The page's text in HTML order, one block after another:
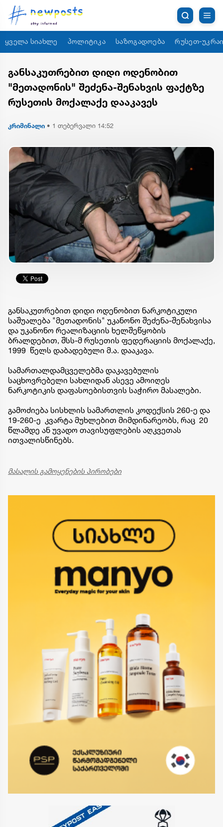
ყველა სიახლე პოლიტიკა საზოგადოება რუსეთ-
განსაკუთრებით დიდი ოდენობით
"მეთადონის" შეძენა-შენახვის ფაქტზე
რუსეთის მოქალაქე დააკავეს
კრიმინალი • 1 თებერვალი 14:52
განსაკუთრებით დიდი ოდენობით ნარკოტიკული
საშუალება "მეთადონის" უკანონო შეძენა-შენახვისა
და უკანონო რეალიზაციის ხელშეწყობის
ბრალდებით, შსს-მ რუსეთის ფედერაციის მოქალაქე,
1999 წელს დაბადებული მ.ა. დააკავა.
სამართალდამცველებმა დაკავებულის
საცხოვრებელი სახლიდან ასევე ამოიღეს
ნარკოტიკის დაფასოებისთვის საჭირო მასალები.
გამოძიება სისხლის სამართლის კოდექსის 260-ე და
19-260-ე კვარტა მუხლებით მიმდინარეობს, რაც 20
წლამდე ან უვადო თავისუფლების აღკვეთას
ითვალისწინებს.
მასალის გამოყენების პირობები